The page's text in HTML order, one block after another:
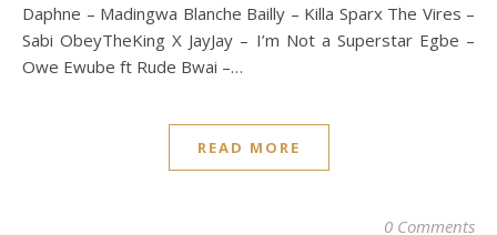
Daphne – Madingwa Blanche Bailly – Killa Sparx The Vires –
Sabi ObeyTheKing X JayJay – I’m Not a Superstar Egbe –
Owe Ewube ft Rude Bwai –…
READ MORE
0 Comments